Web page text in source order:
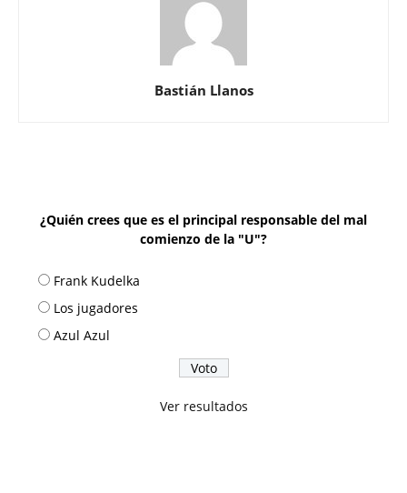
Bastián Llanos
¿Quién crees que es el principal responsable del mal
comienzo de la "U"?
Frank Kudelka
Los jugadores
Azul Azul
Ver resultados